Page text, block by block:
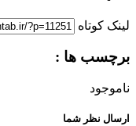
لینک کوتاه
برچسب ها :
ناموجود
ارسال نظر شما